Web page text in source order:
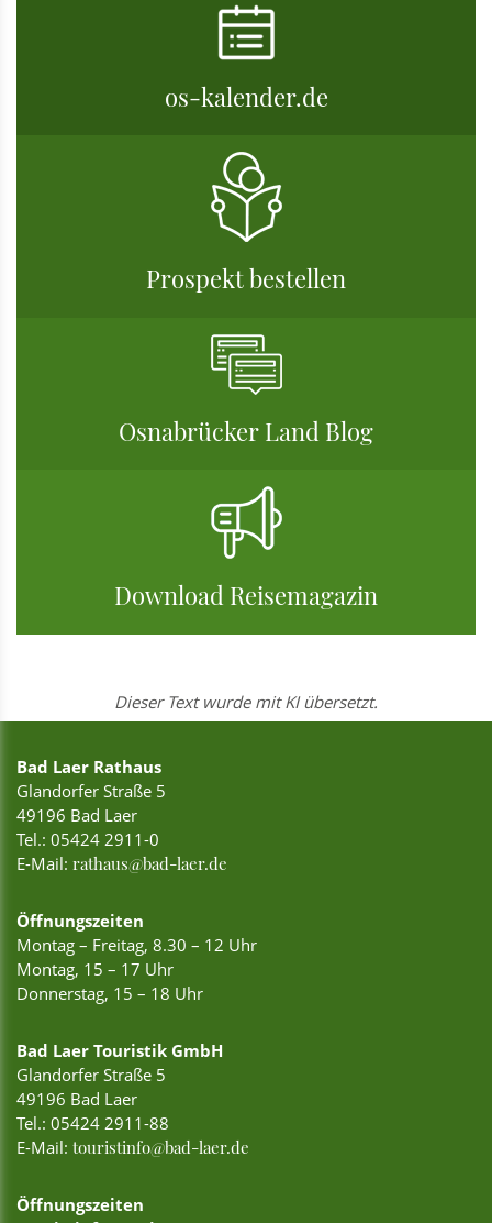
os-kalender.de
Prospekt bestellen
Osnabrücker Land Blog
Download Reisemagazin
Dieser Text wurde mit KI übersetzt.
Bad Laer Rathaus
Glandorfer Straße 5
49196 Bad Laer
Tel.: 05424 2911-0
E-Mail: rathaus@bad-laer.de
Öffnungszeiten
Montag – Freitag, 8.30 – 12 Uhr
Montag, 15 – 17 Uhr
Donnerstag, 15 – 18 Uhr
Bad Laer Touristik GmbH
Glandorfer Straße 5
49196 Bad Laer
Tel.: 05424 2911-88
E-Mail: touristinfo@bad-laer.de
Öffnungszeiten